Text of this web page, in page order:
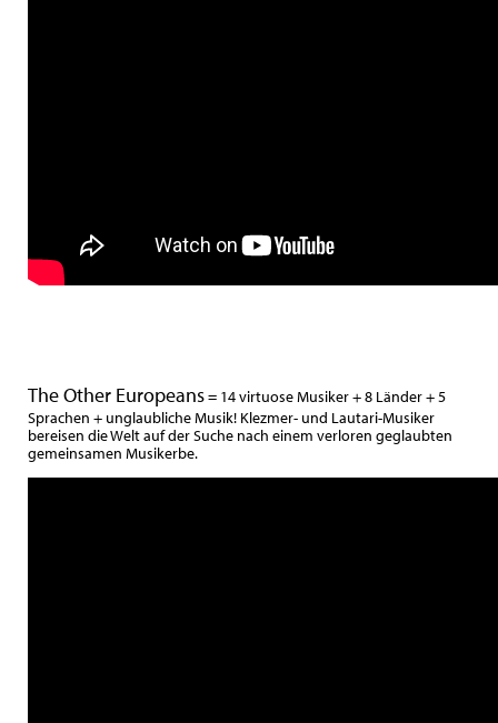
The Other Europeans= 14 virtuose Musiker + 8 Länder + 5
Sprachen + unglaubliche Musik! Klezmer- und Lautari-Musiker
bereisen die Welt auf der Suche nach einem verloren geglaubten
gemeinsamen Musikerbe.